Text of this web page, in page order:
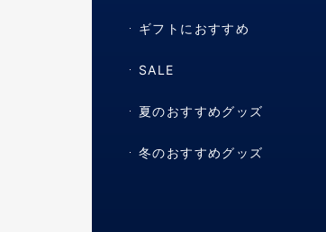
ギフトにおすすめ
SALE
夏のおすすめグッズ
冬のおすすめグッズ